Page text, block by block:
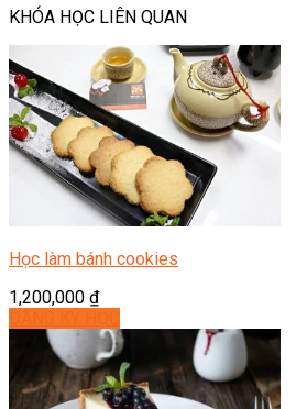
KHÓA HỌC LIÊN QUAN
Học làm bánh cookies
1,200,000 ₫